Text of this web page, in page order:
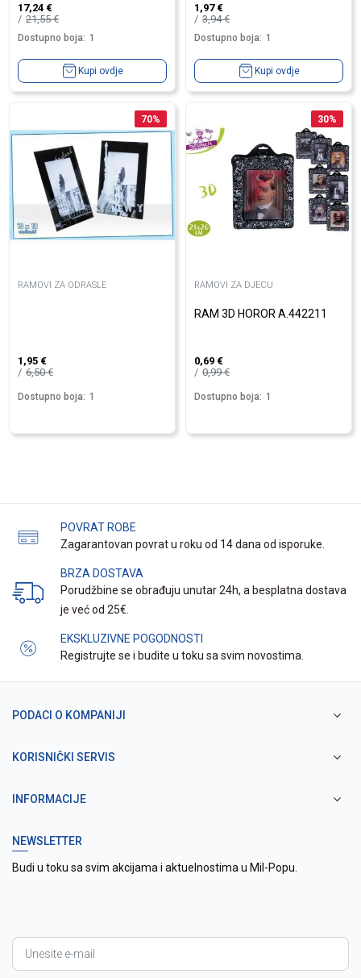
17,24 €
21,55€
Dostupno boja: 1
Kupi ovdje
1,97 €
3,94€
Dostupno boja: 1
Kupi ovdje
70%
RAMOVI ZA ODRASLE
1,95 €
6,50€
Dostupno boja: 1
30%
RAMOVI ZA DJECU
RAM 3D HOROR A.442211
0,69 €
0,99€
Dostupno boja: 1
POVRAT ROBE
Zagarantovan povrat u roku od 14 dana od isporuke.
BRZA DOSTAVA
Porudžbine se obrađuju unutar 24h, a besplatna dostava
je već od 25€.
EKSKLUZIVNE POGODNOSTI
Registrujte se i budite u toku sa svim novostima.
PODACI O KOMPANIJI
KORISNIČKI SERVIS
INFORMACIJE
NEWSLETTER
Budi u toku sa svim akcijama i aktuelnostima u Mil-Popu.